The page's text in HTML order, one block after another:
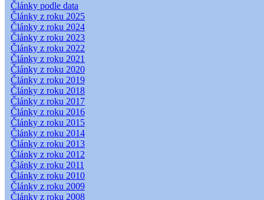
Články podle data
Články z roku 2025
Články z roku 2024
Články z roku 2023
Články z roku 2022
Články z roku 2021
Články z roku 2020
Články z roku 2019
Články z roku 2018
Články z roku 2017
Články z roku 2016
Články z roku 2015
Články z roku 2014
Články z roku 2013
Články z roku 2012
Články z roku 2011
Články z roku 2010
Články z roku 2009
Články z roku 2008